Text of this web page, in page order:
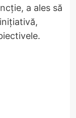
a ales să